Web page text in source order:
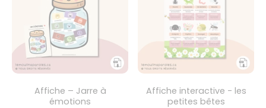
Affiche – Jarre à
émotions
Affiche interactive - les
petites bêtes